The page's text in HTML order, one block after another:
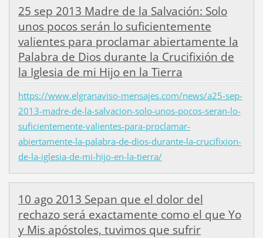
25 sep 2013 Madre de la Salvación: Solo
unos pocos serán lo suficientemente
valientes para proclamar abiertamente la
Palabra de Dios durante la Crucifixión de
la Iglesia de mi Hijo en la Tierra
https://www.elgranaviso-mensajes.com/news/a25-sep-
2013-madre-de-la-salvacion-solo-unos-pocos-seran-lo-
suficientemente-valientes-para-proclamar-
abiertamente-la-palabra-de-dios-durante-la-crucifixion-
de-la-iglesia-de-mi-hijo-en-la-tierra/
10 ago 2013 Sepan que el dolor del
rechazo será exactamente como el que Yo
y Mis apóstoles, tuvimos que sufrir